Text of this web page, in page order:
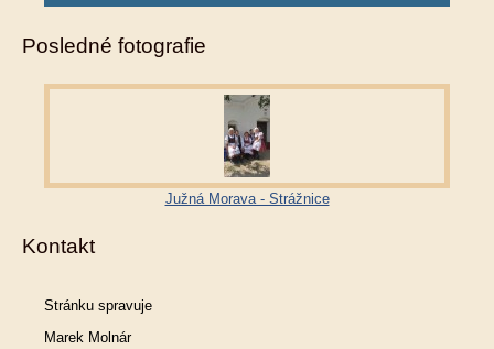
Posledné fotografie
Južná Morava - Strážnice
Kontakt
Stránku spravuje
Marek Molnár